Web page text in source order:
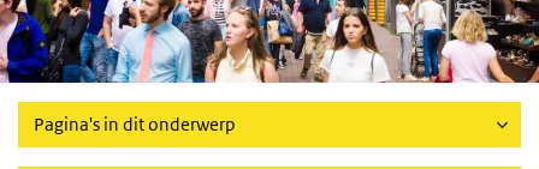
Pagina's in dit onderwerp